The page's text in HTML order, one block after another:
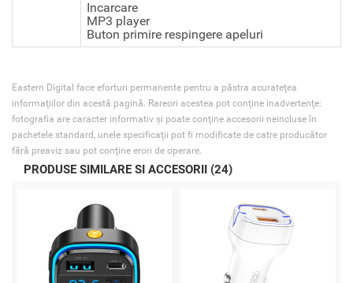
Incarcare
MP3 player
Buton primire respingere apeluri
Eastern Digital face eforturi permanente pentru a păstra acurateţea
informaţiilor din acestă pagină. Rareori acestea pot conţine inadvertenţe:
fotografia are caracter informativ şi poate conţine accesorii neincluse în
pachetele standard, unele specificaţii pot fi modificate de catre producător
fără preaviz sau pot conţine erori de operare.
PRODUSE SIMILARE SI ACCESORII (24)